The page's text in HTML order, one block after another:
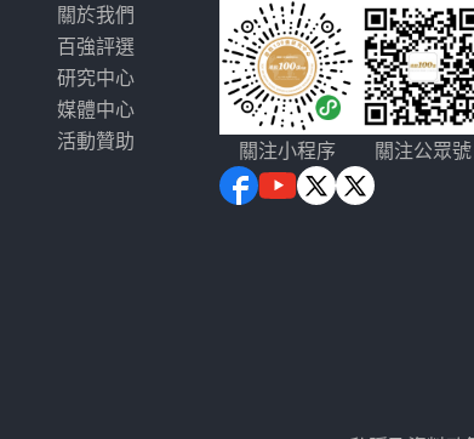
關於我們
百強評選
研究中心
媒體中心
活動贊助
關注小程序 關注公眾號